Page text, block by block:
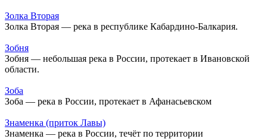
Золка Вторая
Золка Вторая — река в республике Кабардино-Балкария.
Зобня
Зобня — небольшая река в России, протекает в Ивановской
области.
Зоба
Зоба — река в России, протекает в Афанасьевском
Знаменка (приток Лавы)
Знаменка — река в России, течёт по территории